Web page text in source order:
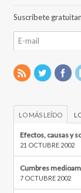
Suscríbete
LO MÁS LEÍDO
Efectos, causas y
21 OCTUBRE 2002
Cumbres
7 OCTUBRE 2002